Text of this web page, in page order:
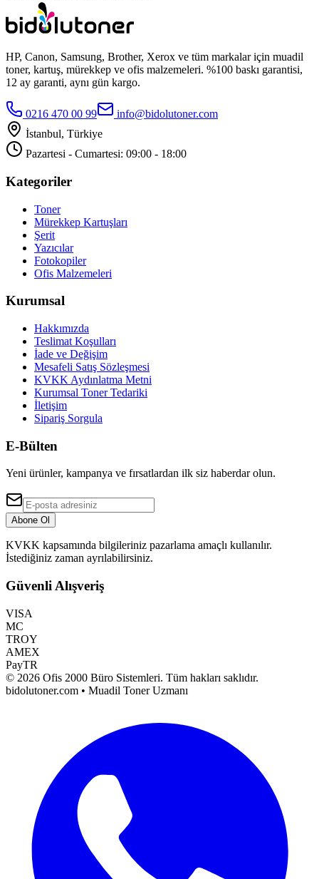
HP, Canon, Samsung, Brother, Xerox ve tüm markalar için muadil
toner, kartuş, mürekkep ve ofis malzemeleri. %100 baskı garantisi,
12 ay garanti, aynı gün kargo.
0216 470 00 99
info@bidolutoner.com
İstanbul, Türkiye
Pazartesi - Cumartesi: 09:00 - 18:00
Kategoriler
Toner
Mürekkep Kartuşları
Şerit
Yazıcılar
Fotokopiler
Ofis Malzemeleri
Kurumsal
Hakkımızda
Teslimat Koşulları
İade ve Değişim
Mesafeli Satış Sözleşmesi
KVKK Aydınlatma Metni
Kurumsal Toner Tedariki
İletişim
Sipariş Sorgula
E-Bülten
Yeni ürünler, kampanya ve fırsatlardan ilk siz haberdar olun.
Abone Ol
KVKK kapsamında bilgileriniz pazarlama amaçlı kullanılır.
İstediğiniz zaman ayrılabilirsiniz.
Güvenli Alışveriş
VISA
MC
TROY
AMEX
PayTR
© 2026 Ofis 2000 Büro Sistemleri. Tüm hakları saklıdır.
bidolutoner.com • Muadil Toner Uzmanı